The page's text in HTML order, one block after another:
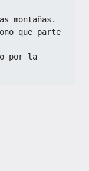
que parte
por la